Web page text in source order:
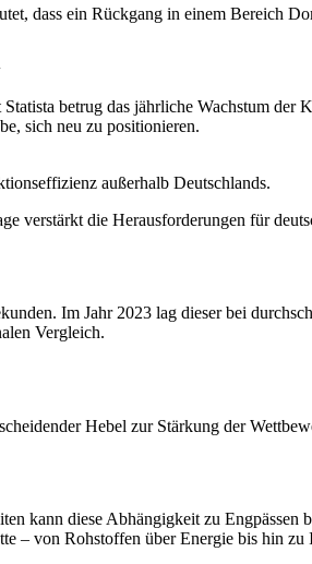
dass ein Rückgang in einem Bereich
betrug das jährliche Wachstum der
sich neu zu positionieren.
außerhalb Deutschlands.
die Herausforderungen für
Im Jahr 2023 lag dieser bei
Vergleich.
Hebel zur Stärkung der
kann diese Abhängigkeit zu
– von Rohstoffen über Energie bis hin